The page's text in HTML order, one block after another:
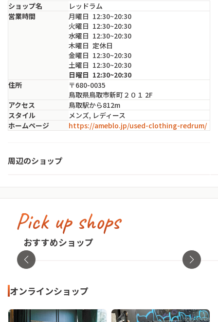
ショップ名
レッドラム
営業時間
月曜日 12:30~20:30
火曜日 12:30~20:30
水曜日 12:30~20:30
木曜日 定休日
金曜日 12:30~20:30
土曜日 12:30~20:30
日曜日 12:30~20:30
住所
〒680-0035
鳥取県鳥取市新町２０１ 2F
アクセス
鳥取駅から812m
スタイル
メンズ, レディース
ホームページ
https://ameblo.jp/used-clothing-redrum/
周辺のショップ
鳥取県・鳥取市
Pick up shops
おすすめショップ
古着屋no pain no gain(ノーペインノーゲ
イン)
東京都・渋谷区
オンラインショップ